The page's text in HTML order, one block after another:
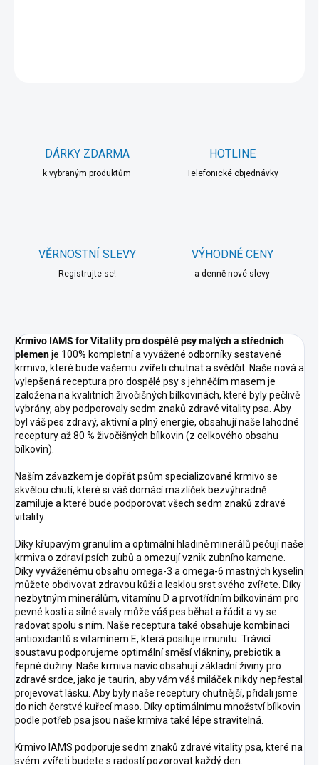
DÁRKY ZDARMA
k vybraným produktům
HOTLINE
Telefonické objednávky
VĚRNOSTNÍ SLEVY
Registrujte se!
VÝHODNÉ CENY
a denně nové slevy
Krmivo IAMS for Vitality pro dospělé psy malých a středních
plemenje 100% kompletní a vyvážené odborníky sestavené
krmivo, které bude vašemu zvířeti chutnat a svědčit. Naše nová a
vylepšená receptura pro dospělé psy s jehněčím masem je
založena na kvalitních živočišných bílkovinách, které byly pečlivě
vybrány, aby podporovaly sedm znaků zdravé vitality psa. Aby
byl váš pes zdravý, aktivní a plný energie, obsahují naše lahodné
receptury až 80 % živočišných bílkovin (z celkového obsahu
bílkovin).
Naším závazkem je dopřát psům specializované krmivo se
skvělou chutí, které si váš domácí mazlíček bezvýhradně
zamiluje a které bude podporovat všech sedm znaků zdravé
vitality.
Díky křupavým granulím a optimální hladině minerálů pečují naše
krmiva o zdraví psích zubů a omezují vznik zubního kamene.
Díky vyváženému obsahu omega-3 a omega-6 mastných kyselin
můžete obdivovat zdravou kůži a lesklou srst svého zvířete. Díky
nezbytným minerálům, vitamínu D a prvotřídním bílkovinám pro
pevné kosti a silné svaly může váš pes běhat a řádit a vy se
radovat spolu s ním. Naše receptura také obsahuje kombinaci
antioxidantů s vitamínem E, která posiluje imunitu. Trávicí
soustavu podporujeme optimální směsí vlákniny, prebiotik a
řepné dužiny. Naše krmiva navíc obsahují základní živiny pro
zdravé srdce, jako je taurin, aby vám váš miláček nikdy nepřestal
projevovat lásku. Aby byly naše receptury chutnější, přidali jsme
do nich čerstvé kuřecí maso. Díky optimálnímu množství bílkovin
podle potřeb psa jsou naše krmiva také lépe stravitelná.
Krmivo IAMS podporuje sedm znaků zdravé vitality psa, které na
svém zvířeti budete s radostí pozorovat každý den.